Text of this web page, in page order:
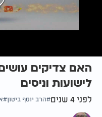
האם צדיקים
לישועות וניסים
לפני 4 שנים הרב יוסף ביטון